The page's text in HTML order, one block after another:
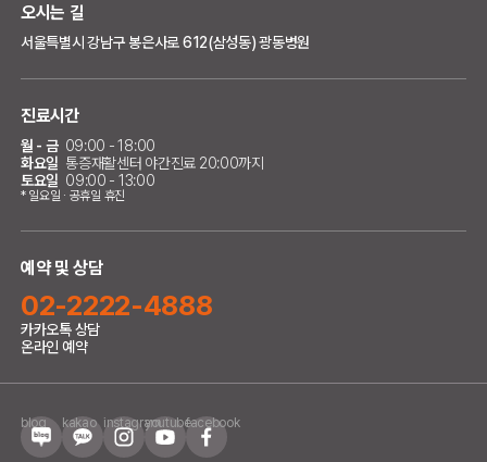
오시는 길
서울특별시 강남구 봉은사로 612(삼성동) 광동병원
진료시간
월 - 금 09:00 - 18:00
화요일 통증재활센터 야간진료 20:00까지
토요일 09:00 - 13:00
* 일요일 · 공휴일 휴진
예약 및 상담
02-2222-4888
카카오톡 상담
온라인 예약
blog kakao instagramyoutubefacebook